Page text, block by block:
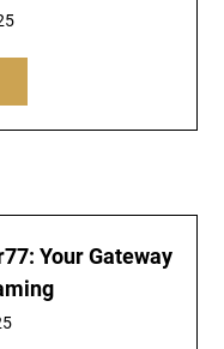
Your Gateway